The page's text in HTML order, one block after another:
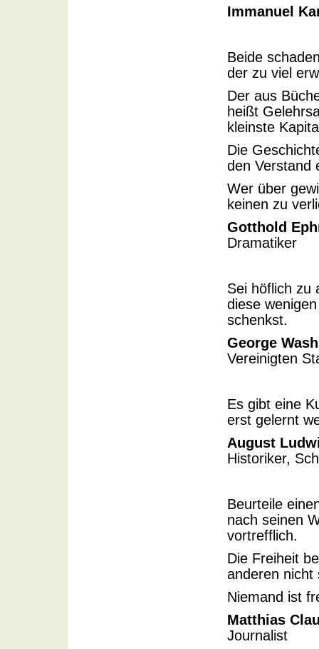
Immanuel
Beide
der zu viel
Der aus
heißt
kleinste
Die
den Verstand
Wer über
keinen zu
Gotthold
Dramatiker
Sei höflich zu
diese
schenkst.
George
Vereinigten
Es gibt eine
erst gelernt
August
Historiker,
Beurteile
nach seinen
vortrefflich.
Die Freiheit
anderen nicht
Niemand ist
Matthias
Journalist